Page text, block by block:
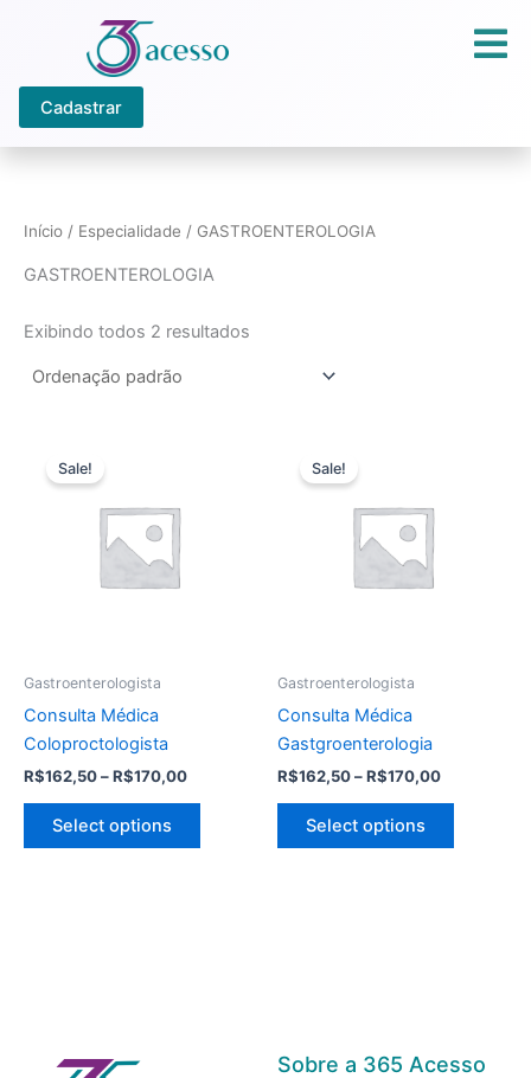
conteúdoCadastrar
Início / Especialidade / GASTROENTEROLOGIA
GASTROENTEROLOGIA
Exibindo todos 2 resultados
Sale!
Gastroenterologista
Consulta Médica
Coloproctologista
R$162,50–R$170,00
Select options
Sale!
Gastroenterologista
Consulta Médica
Gastgroenterologia
R$162,50–R$170,00
Select options
Sobre a 365 Acesso